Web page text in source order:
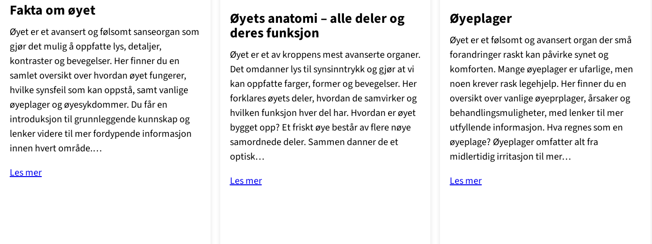
Fakta om øyet
Øyet er et avansert og følsomt sanseorgan som
gjør det mulig å oppfatte lys, detaljer,
kontraster og bevegelser. Her finner du en
samlet oversikt over hvordan øyet fungerer,
hvilke synsfeil som kan oppstå, samt vanlige
øyeplager og øyesykdommer. Du får en
introduksjon til grunnleggende kunnskap og
lenker videre til mer fordypende informasjon
innen hvert område.…
Les mer
Øyets anatomi – alle deler og
deres funksjon
Øyet er et av kroppens mest avanserte organer.
Det omdanner lys til synsinntrykk og gjør at vi
kan oppfatte farger, former og bevegelser. Her
forklares øyets deler, hvordan de samvirker og
hvilken funksjon hver del har. Hvordan er øyet
bygget opp? Et friskt øye består av flere nøye
samordnede deler. Sammen danner de et
optisk…
Les mer
Øyeplager
Øyet er et følsomt og avansert organ der små
forandringer raskt kan påvirke synet og
komforten. Mange øyeplager er ufarlige, men
noen krever rask legehjelp. Her finner du en
oversikt over vanlige øyeprplager, årsaker og
behandlingsmuligheter, med lenker til mer
utfyllende informasjon. Hva regnes som en
øyeplage? Øyeplager omfatter alt fra
midlertidig irritasjon til mer…
Les mer